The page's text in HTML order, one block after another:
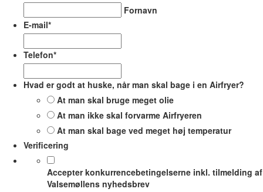
Fornavn
E-mail*
Telefon*
Hvad er godt at huske, når man skal bage i en Airfryer?
At man skal bruge meget olie
At man ikke skal forvarme Airfryeren
At man skal bage ved meget høj temperatur
Verificering
Accepter konkurrencebetingelserne inkl. tilmelding af
Valsemøllens nyhedsbrev